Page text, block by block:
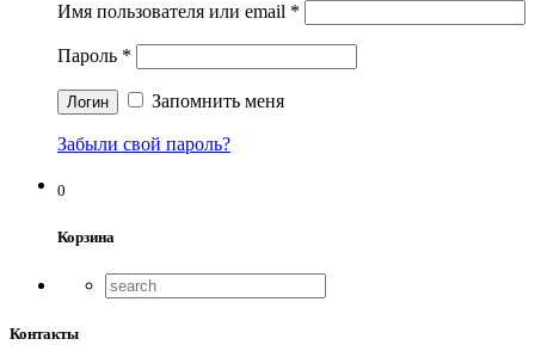
Имя пользователя или email *
Пароль *
Запомнить меня
Забыли свой пароль?
0
Корзина
Контакты